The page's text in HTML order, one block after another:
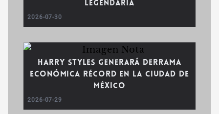
legendaria
2026-07-30
Harry Styles generará derrama
económica récord en la Ciudad de
México
2026-07-29